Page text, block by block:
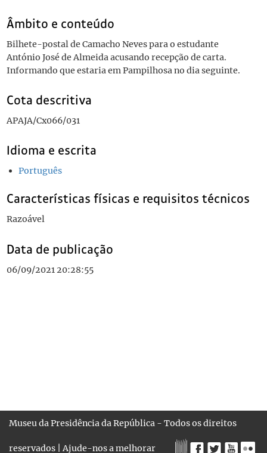
Âmbito e conteúdo
Bilhete-postal de Camacho Neves para o estudante
António José de Almeida acusando recepção de carta.
Informando que estaria em Pampilhosa no dia seguinte.
Cota descritiva
APAJA/Cx066/031
Idioma e escrita
Português
Características físicas e requisitos técnicos
Razoável
Data de publicação
06/09/2021 20:28:55
Museu da Presidência da República - Todos os direitos
reservados |Ajude-nos a melhorar